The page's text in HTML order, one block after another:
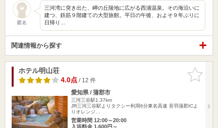
匿名
三河湾に突き出た、岬の丘陵地に広がる西浦温泉。その海沿いに
建つ、鉄筋９階建ての大型旅館。平日の午後、およそ９年ぶりに
日帰り…
関連情報から探す
お気に入
りに追加
ホテル明山荘
4.0点/ 12 件
愛知県 / 蒲郡市
三河三谷駅1.37km
JR三河三谷駅よりタクシー利用6分東名高速 音羽蒲郡ICよ
りオレンジ…
営業時間 12:00～20:00
入浴料金 1,600円～